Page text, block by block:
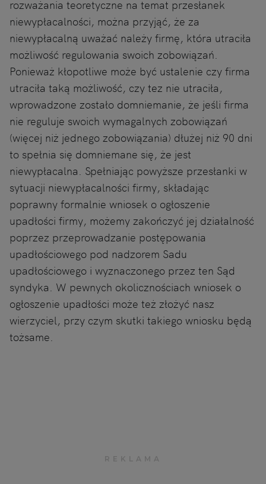
rozważania teoretyczne na temat przesłanek
niewypłacalności, można przyjąć, że za
niewypłacalną uważać należy firmę, która utraciła
możliwość regulowania swoich zobowiązań.
Ponieważ kłopotliwe może być ustalenie czy firma
utraciła taką możliwość, czy tez nie utraciła,
wprowadzone zostało domniemanie, że jeśli firma
nie reguluje swoich wymagalnych zobowiązań
(więcej niż jednego zobowiązania) dłużej niż 90 dni
to spełnia się domniemane się, że jest
niewypłacalna. Spełniając powyższe przesłanki w
sytuacji niewypłacalności firmy, składając
poprawny formalnie wniosek o ogłoszenie
upadłości firmy, możemy zakończyć jej działalność
poprzez przeprowadzanie postępowania
upadłościowego pod nadzorem Sadu
upadłościowego i wyznaczonego przez ten Sąd
syndyka. W pewnych okolicznościach wniosek o
ogłoszenie upadłości może też złożyć nasz
wierzyciel, przy czym skutki takiego wniosku będą
tożsame.